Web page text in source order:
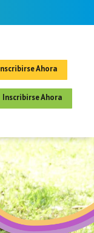
Ahora
Inscribirse Ahora